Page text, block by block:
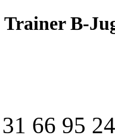
Trainer B-
66 95 24